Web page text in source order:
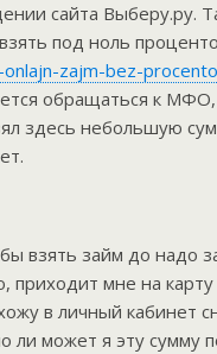
сайта Выберу.ру.
под ноль
zajm-bez-
обращаться к МФО,
здесь небольшую
взять займ до надо
приходит мне на
в личный кабинет
ли может я эту сумму